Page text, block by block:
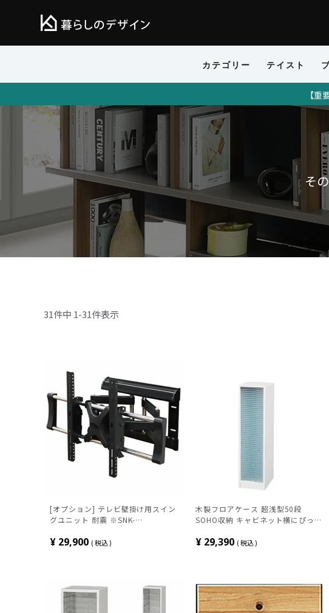
カテゴリー テイスト
【
そ
31件中 1-31件表示
[オプション] テレビ壁掛け用スイン
グユニット 耐震 ※SNK-
SZB180TVBM用
¥ 29,900 税込
木製フロアケース 超浅型50段
SOHO収納 キャビネット横にぴった
1100mm MFE-1500
¥ 29,390 税込